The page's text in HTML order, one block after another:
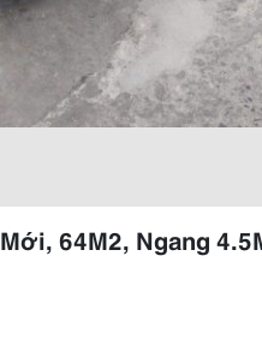
64M2, Ngang